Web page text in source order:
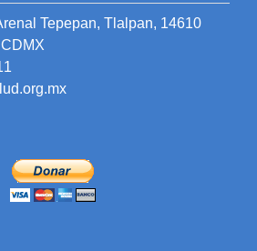
Tepepan, Tlalpan, 14610